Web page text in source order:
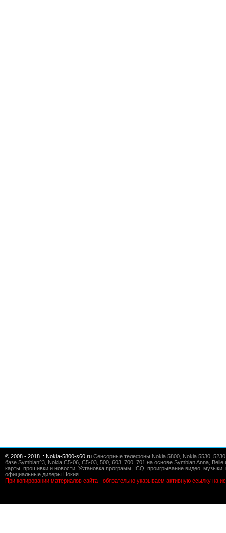
© 2008 - 2018 :: Nokia-5800-s60.ru Сенсорные телефоны Nokia 5800, Nokia 5530,
базе Symbian^3, Nokia C5-06, C5-03, 500, 603, 700, 701 на основе Symbian Anna,
карты, прошивки и новости. Установка программ, ICQ, проигрывание видео,
официальные дилеры Нокия.
При копировании материалов сайта - обязательно указываем активную ссылку на